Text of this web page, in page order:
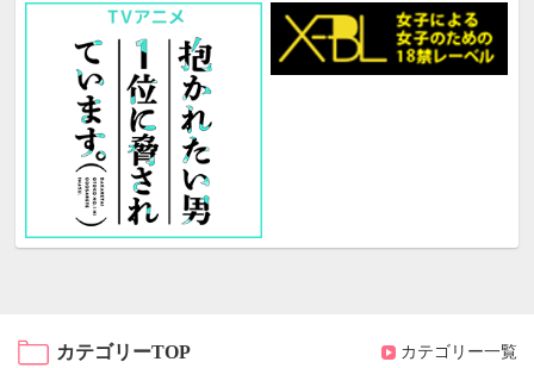
カテゴリーTOP カテゴリー一覧